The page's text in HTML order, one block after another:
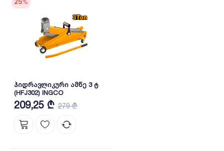
25%
ჰიდრავლიკური ამწე 3 ტ
(HFJ302) INGCO
209,25 ₾ 279 ₾